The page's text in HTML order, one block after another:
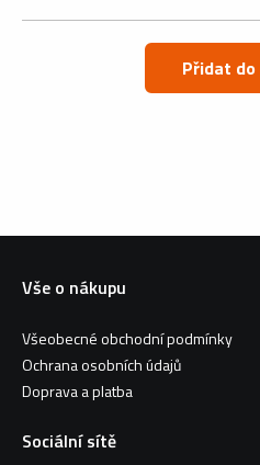
Vše o nákupu
Všeobecné obchodní podmínky
Ochrana osobních údajů
Doprava a platba
Sociální sítě